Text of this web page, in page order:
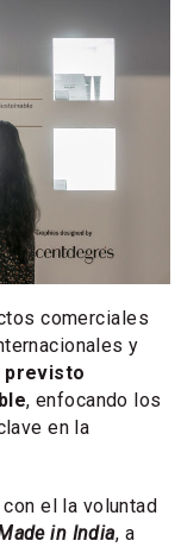
comerciales
y
previsto
, enfocando los
en la
el la voluntad
in India, a